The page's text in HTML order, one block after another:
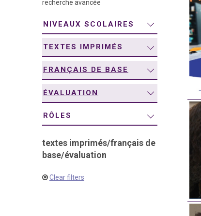
recherche avancée
NIVEAUX SCOLAIRES
TEXTES IMPRIMÉS
FRANÇAIS DE BASE
ÉVALUATION
RÔLES
textes imprimés/français de
base/évaluation
Clear filters